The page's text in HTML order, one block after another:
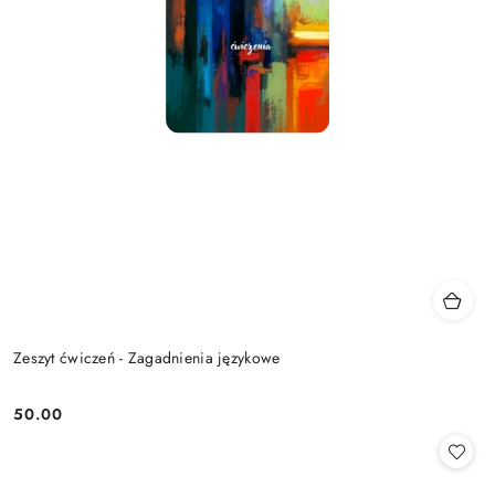
Zeszyt ćwiczeń - Zagadnienia językowe
Cena:
50.00